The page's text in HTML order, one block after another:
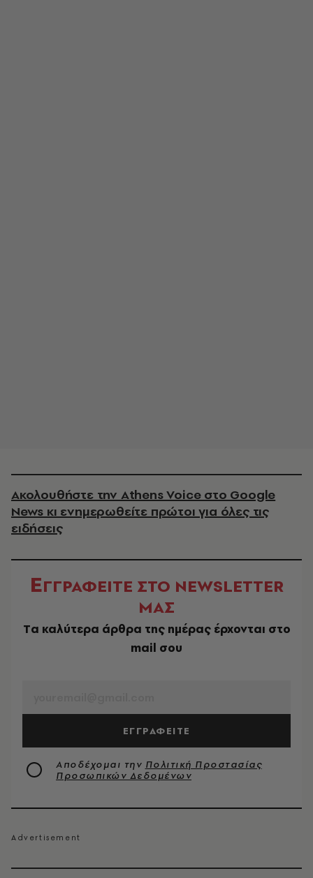
Ακολουθήστε την Athens Voice στο Google
News κι ενημερωθείτε πρώτοι για όλες τις
ειδήσεις
ΕΓΓΡΑΦΕΙΤΕ ΣΤΟ NEWSLETTER
ΜΑΣ
Tα καλύτερα άρθρα της ημέρας έρχονται στο
mail σου
ΕΓΓΡΑΦΕΙΤΕ
Αποδέχομαι την Πολιτική Προστασίας
Προσωπικών Δεδομένων